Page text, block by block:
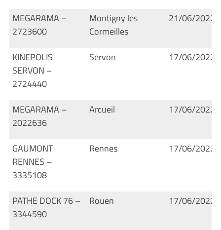
MEGARAMA –
2723600
Montigny les
Cormeilles
21/06/2022
KINEPOLIS
SERVON –
2724440
Servon 17/06/2022
MEGARAMA –
2022636
Arcueil 17/06/2022
GAUMONT
RENNES –
3335108
Rennes 17/06/2022
PATHE DOCK 76 –
3344590
Rouen 17/06/2022